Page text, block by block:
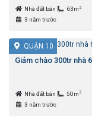
Nhà đất bán 63m 2
3 năm trước
QUẬN 10
Giảm chào 300tr nhà
Nhà đất bán 50m 2
3 năm trước